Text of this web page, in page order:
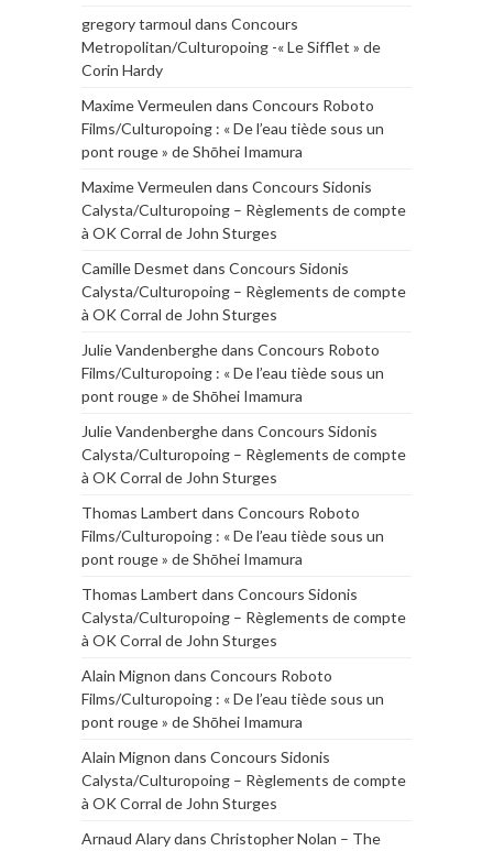
gregory tarmoul dans Concours
Metropolitan/Culturopoing -« Le Sifflet » de
Corin Hardy
Maxime Vermeulen dans Concours Roboto
Films/Culturopoing : « De l’eau tiède sous un
pont rouge » de Shōhei Imamura
Maxime Vermeulen dans Concours Sidonis
Calysta/Culturopoing – Règlements de compte
à OK Corral de John Sturges
Camille Desmet dans Concours Sidonis
Calysta/Culturopoing – Règlements de compte
à OK Corral de John Sturges
Julie Vandenberghedans Concours Roboto
Films/Culturopoing : « De l’eau tiède sous un
pont rouge » de Shōhei Imamura
Julie Vandenberghedans Concours Sidonis
Calysta/Culturopoing – Règlements de compte
à OK Corral de John Sturges
Thomas Lambert dans Concours Roboto
Films/Culturopoing : « De l’eau tiède sous un
pont rouge » de Shōhei Imamura
Thomas Lambert dans Concours Sidonis
Calysta/Culturopoing – Règlements de compte
à OK Corral de John Sturges
Alain Mignon dans Concours Roboto
Films/Culturopoing : « De l’eau tiède sous un
pont rouge » de Shōhei Imamura
Alain Mignon dans Concours Sidonis
Calysta/Culturopoing – Règlements de compte
à OK Corral de John Sturges
Arnaud Alarydans Christopher Nolan – The